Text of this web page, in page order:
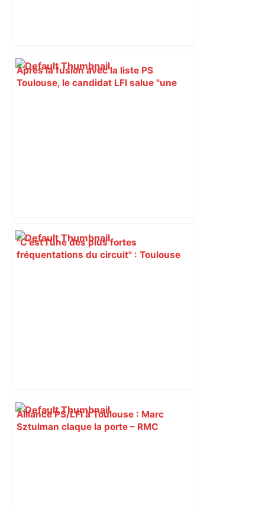
Après la fusion avec la liste PS
Toulouse, le candidat LFI salue "une
"C’est l’une des plus fortes
fréquentations du circuit" : Toulouse
Alliance PS/LFI à Toulouse : Marc
Sztulman claque la porte – RMC